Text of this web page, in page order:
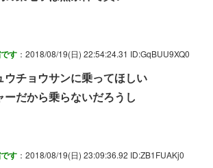
す ：2018/08/19(日) 22:54:24.31 ID:GqBUU9XQ0
ウチョウサンに乗ってほしい
だから乗らないだろうし
す ：2018/08/19(日) 23:09:36.92 ID:ZB1FUAKj0